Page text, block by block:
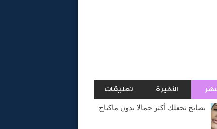
الأخيرة تعليقات
نصائح تجعلك أكثر جمالا بدون ماكياج